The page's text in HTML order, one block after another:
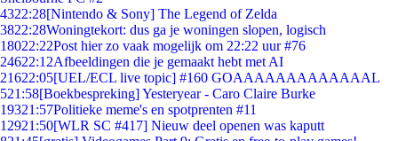
4322:28[Nintendo & Sony] The Legend of Zelda
3822:28Woningtekort: dus ga je woningen slopen, logisch
18022:22Post hier zo vaak mogelijk om 22:22 uur #76
24622:12Afbeeldingen die je gemaakt hebt met AI
21622:05[UEL/ECL live topic] #160 GOAAAAAAAAAAAAAL
521:58[Boekbespreking] Yesteryear - Caro Claire Burke
19321:57Politieke meme's en spotprenten #11
12921:50[WLR SC #417] Nieuw deel openen was kaputt